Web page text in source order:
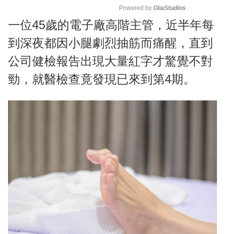
u
t
e
Powered by GliaStudios
一位45歲的電子廠高階主管，近半年每
到深夜都因小腿劇烈抽筋而痛醒，直到
公司健檢報告出現大量紅字才驚覺不對
勁，就醫檢查竟發現已來到第4期。